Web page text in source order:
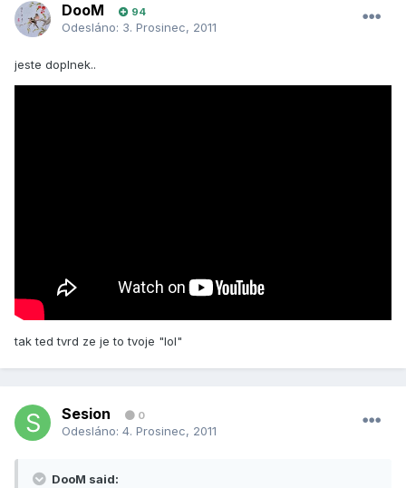
DooM 94
Odesláno: 3. Prosinec, 2011
jeste doplnek..
tak ted tvrd ze je to tvoje "lol"
Sesion 0
Odesláno: 4. Prosinec, 2011
DooM said: